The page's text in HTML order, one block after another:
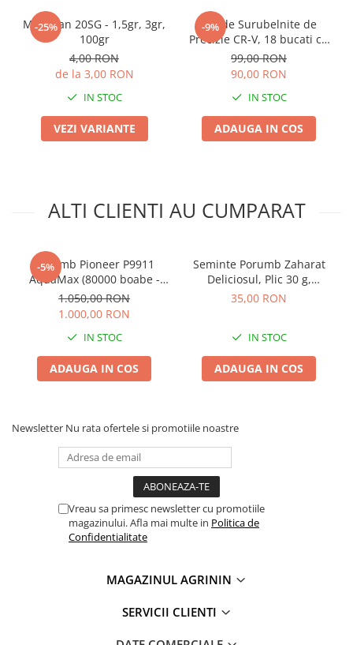
Pompa de stropit
Raticide
Spray si intretinere
Lichidare STOC
Burghie
Centuri/chingi
Colier / Faseta
Consumabile motofierastrau
drujba
Discuri debitare
Discuri motocoasa
Feronerie si accesorii
Fierastraie manuale
Flexuri si Polizoare
-25%
Mospilan 20SG - 1,5gr, 3gr,
100gr
4,00 RON
de la 3,00 RON
IN STOC
VEZI VARIANTE
-9%
Set de Surubelnite de
Precizie CR-V, 18 bucati cu
suport – INGCO
99,00 RON
90,00 RON
IN STOC
ADAUGA IN COS
ALTI CLIENTI AU CUMPARAT
-5%
Porumb Pioneer P9911
AquaMax (80000 boabe -
FAO 410)
1.050,00 RON
1.000,00 RON
IN STOC
ADAUGA IN COS
Seminte Porumb Zaharat
Deliciosul, Plic 30 g,
Kertimag, Soi Dulce pentru
35,00 RON
IN STOC
ADAUGA IN COS
Newsletter Nu rata ofertele si promotiile noastre
Vreau sa primesc newsletter cu promotiile
magazinului. Afla mai multe in Politica de
Confidentialitate
MAGAZINUL AGRININ
SERVICII CLIENTI